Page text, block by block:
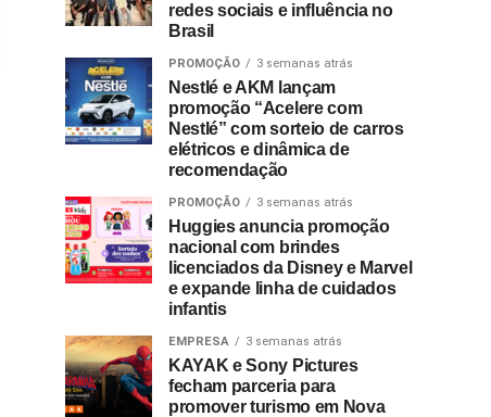
redes sociais e influência no
Brasil
PROMOÇÃO 3 semanas atrás
Nestlé e AKM lançam
promoção “Acelere com
Nestlé” com sorteio de carros
elétricos e dinâmica de
recomendação
PROMOÇÃO 3 semanas atrás
Huggies anuncia promoção
nacional com brindes
licenciados da Disney e Marvel
e expande linha de cuidados
infantis
EMPRESA 3 semanas atrás
KAYAK e Sony Pictures
fecham parceria para
promover turismo em Nova